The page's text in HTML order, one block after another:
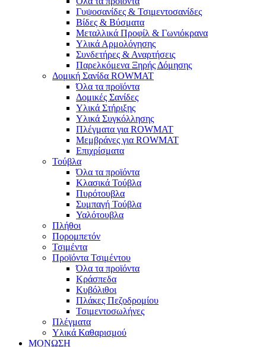
Γυψοσανίδες & Τσιμεντοσανίδες
Βίδες & Βύσματα
Μεταλλικά Προφίλ & Γωνιόκρανα
Υλικά Αρμολόγησης
Συνδετήρες & Αναρτήσεις
Παρελκόμενα Ξηρής Δόμησης
Δομική Σανίδα ROWMAT
Όλα τα προϊόντα
Δομικές Σανίδες
Υλικά Στήριξης
Υλικά Συγκόλλησης
Πλέγματα για ROWMAT
Μεμβράνες για ROWMAT
Επιχρίσματα
Τούβλα
Όλα τα προϊόντα
Κλασικά Τούβλα
Πυρότουβλα
Συμπαγή Τούβλα
Υαλότουβλα
Πλήθοι
Πορομπετόν
Τσιμέντα
Προϊόντα Τσιμέντου
Όλα τα προϊόντα
Κράσπεδα
Κυβόλιθοι
Πλάκες Πεζοδρομίου
Τσιμεντοσωλήνες
Πλέγματα
Υλικά Καθαρισμού
ΜΟΝΩΣΗ